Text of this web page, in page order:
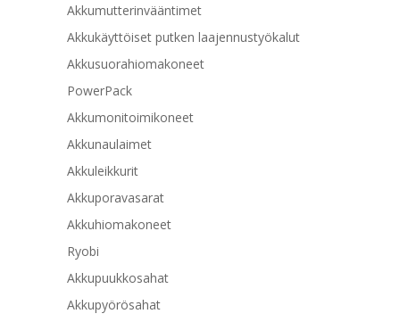
Akkumutterinvääntimet
Akkukäyttöiset putken laajennustyökalut
Akkusuorahiomakoneet
PowerPack
Akkumonitoimikoneet
Akkunaulaimet
Akkuleikkurit
Akkuporavasarat
Akkuhiomakoneet
Ryobi
Akkupuukkosahat
Akkupyörösahat